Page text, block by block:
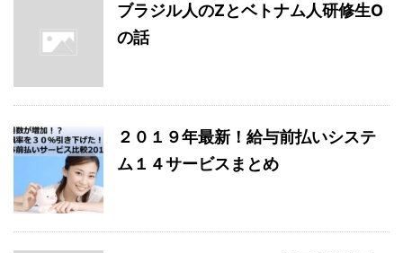
ブラジル人のZとベトナム人研修生O
の話
２０１９年最新！給与前払いシステ
ム１４サービスまとめ